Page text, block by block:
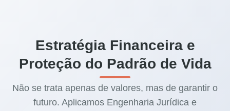
Estratégia Financeira e
Proteção do Padrão de Vida
Não se trata apenas de valores, mas de garantir o
futuro. Aplicamos Engenharia Jurídica e